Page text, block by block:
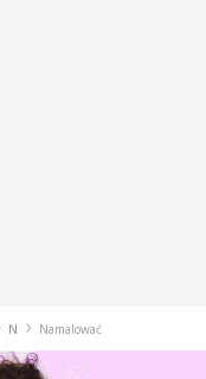
N Namalować